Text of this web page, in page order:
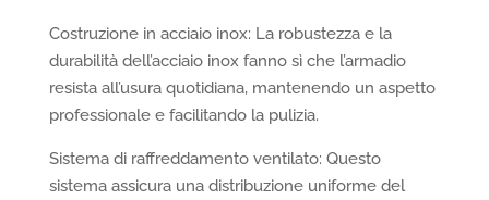
Costruzione in acciaio inox: La robustezza e la
durabilità dell’acciaio inox fanno sì che l’armadio
resista all’usura quotidiana, mantenendo un aspetto
professionale e facilitando la pulizia.
Sistema di raffreddamento ventilato: Questo
sistema assicura una distribuzione uniforme del